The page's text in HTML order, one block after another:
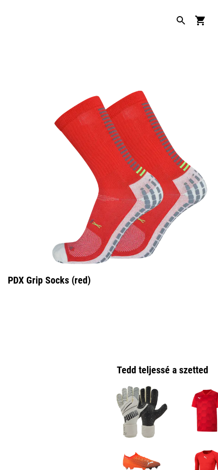
PDX Grip Socks (red)
Tedd teljessé a szetted